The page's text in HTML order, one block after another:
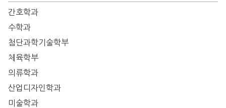
간호학과
수학과
첨단과학기술학부
체육학부
의류학과
산업디자인학과
미술학과